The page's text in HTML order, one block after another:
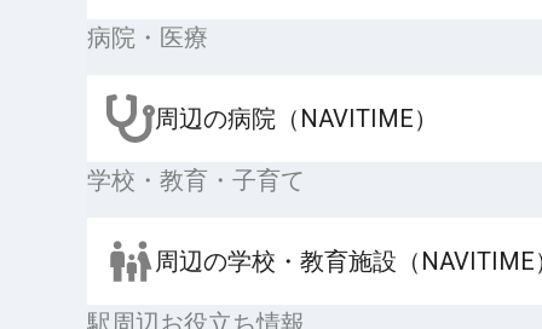
病院・医療
周辺の病院（NAVITIME）
学校・教育・子育て
周辺の学校・教育施設（NAVITIME
駅周辺お役立ち情報